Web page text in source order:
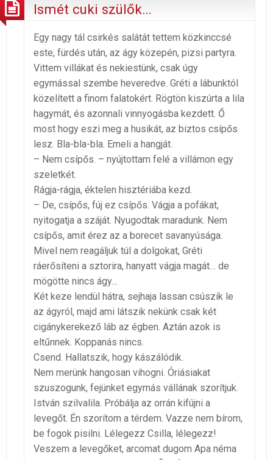
Ismét cuki szülők…
Egy nagy tál csirkés salátát tettem közkinccsé
este, fürdés után, az ágy közepén, pizsi partyra.
Vittem villákat és nekiestünk, csak úgy
egymással szembe heveredve. Gréti a lábunktól
közelített a finom falatokért. Rögtön kiszúrta a lila
hagymát, és azonnali vinnyogásba kezdett. Ő
most hogy eszi meg a husikát, az biztos csípős
lesz. Bla-bla-bla. Emeli a hangját.
– Nem csípős. – nyújtottam felé a villámon egy
szeletkét.
Rágja-rágja, éktelen hisztériába kezd.
– De, csípős, fúj ez csípős. Vágja a pofákat,
nyitogatja a száját. Nyugodtak maradunk. Nem
csípős, amit érez az a borecet savanyúsága.
Mivel nem reagáljuk túl a dolgokat, Gréti
ráerősíteni a sztorira, hanyatt vágja magát… de
mögötte nincs ágy…
Két keze lendül hátra, sejhaja lassan csúszik le
az ágyról, majd ami látszik nekünk csak két
cigánykerekező láb az égben. Aztán azok is
eltűnnek. Koppanás nincs.
Csend. Hallatszik, hogy kászálódik.
Nem merünk hangosan vihogni. Óriásiakat
szuszogunk, fejünket egymás vállának szorítjuk.
István szilvalila. Próbálja az orrán kifújni a
levegőt. Én szorítom a térdem. Vazze nem bírom,
be fogok pisilni. Lélegezz Csilla, lélegezz!
Veszem a levegőket, arcomat dugom Apa néma